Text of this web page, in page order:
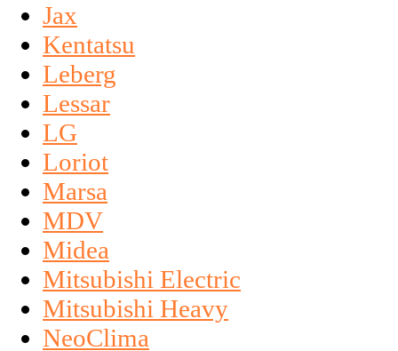
Jax
Kentatsu
Leberg
Lessar
LG
Loriot
Marsa
MDV
Midea
Mitsubishi Electric
Mitsubishi Heavy
NeoClima